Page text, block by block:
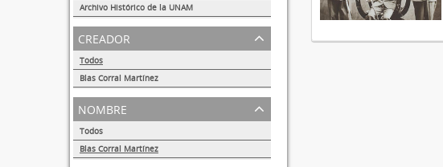
Archivo Histórico de la UNAM
1
creador
Todos
Blas Corral Martínez
1
nombre
Todos
Blas Corral Martínez